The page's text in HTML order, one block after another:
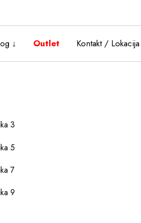
↓ Outlet Kontakt / Lokacija